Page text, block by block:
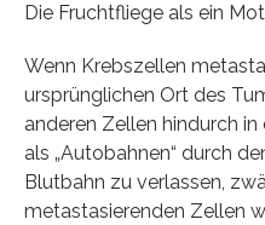
Die Fruchtfliege als ein
Wenn Krebszellen
ursprünglichen Ort des
anderen Zellen hindurch
als „Autobahnen“ durch
Blutbahn zu verlassen,
metastasierenden Zellen